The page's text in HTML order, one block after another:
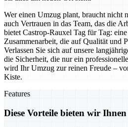
Wer einen Umzug plant, braucht nicht
auch Vertrauen in das Team, das die
bietet Castrop-Rauxel Tag für Tag:
Zusammenarbeit, die auf Qualität und
Verlassen Sie sich auf unsere
die Sicherheit, die nur ein
wird Ihr Umzug zur reinen Freude –
Kiste.
Features
Diese Vorteile bieten wir Ihnen